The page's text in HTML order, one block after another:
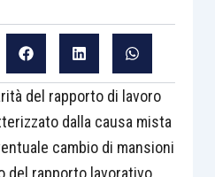
del rapporto di lavoro
dalla causa mista
cambio di mansioni
del rapporto lavorativo